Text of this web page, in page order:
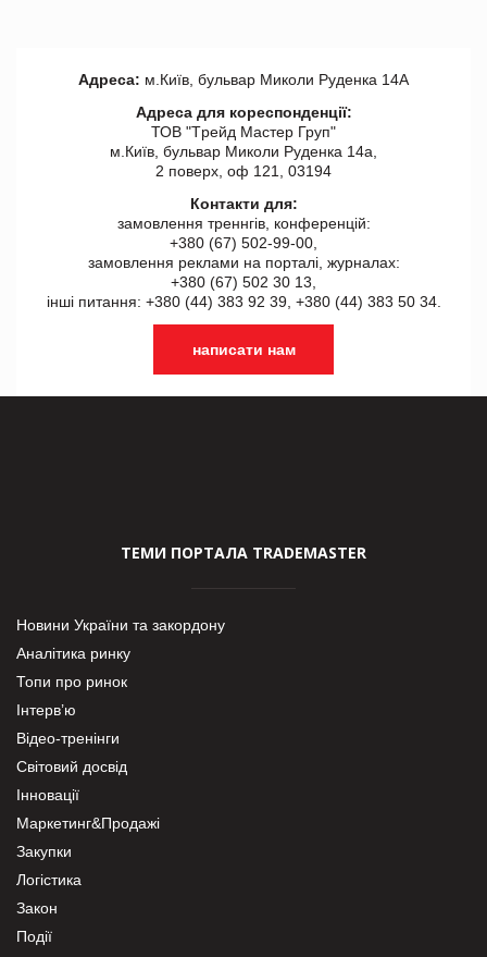
Адреса: м.Київ, бульвар Миколи Руденка 14А
Адреса для кореспонденції:
ТОВ "Tрейд Мастер Груп"
м.Київ, бульвар Миколи Руденка 14а,
2 поверх, оф 121, 03194
Контакти для:
замовлення треннгів, конференцій:
+380 (67) 502-99-00,
замовлення реклами на порталі, журналах:
+380 (67) 502 30 13,
інші питання: +380 (44) 383 92 39, +380 (44) 383 50 34.
написати нам
ТЕМИ ПОРТАЛА TRADEMASTER
Новини України та закордону
Аналітика ринку
Топи про ринок
Інтерв’ю
Відео-тренінги
Світовий досвід
Інновації
Маркетинг&Продажі
Закупки
Логістика
Закон
Події